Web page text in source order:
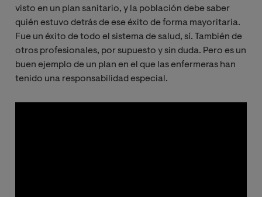
visto en un plan sanitario, y la población debe saber
quién estuvo detrás de ese éxito de forma mayoritaria.
Fue un éxito de todo el sistema de salud, sí. También de
otros profesionales, por supuesto y sin duda. Pero es un
buen ejemplo de un plan en el que las enfermeras han
tenido una responsabilidad especial.